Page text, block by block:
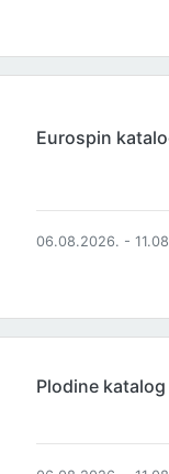
Eurospin
06.08.2026. -
Plodine katalog